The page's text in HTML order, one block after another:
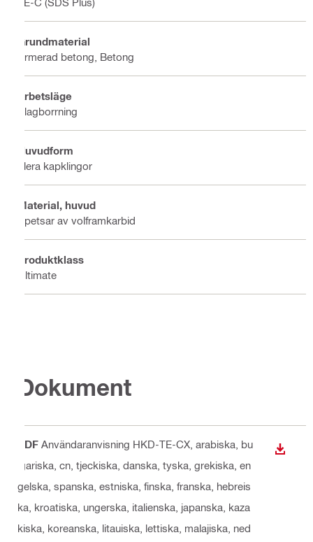
Grundmaterial
Armerad betong, Betong
Arbetsläge
Slagborrning
Huvudform
Flera kapklingor
Material, huvud
Spetsar av volframkarbid
Produktklass
Ultimate
Dokument
PDF Användaranvisning HKD-TE-CX , arabiska, bu
lgariska, cn, tjeckiska, danska, tyska, grekiska, en
gelska, spanska, estniska, finska, franska, hebreis
ka, kroatiska, ungerska, italienska, japanska, kaza
kiska, koreanska, litauiska, lettiska, malajiska, ned
LADDA